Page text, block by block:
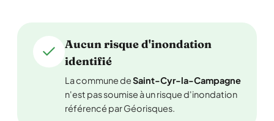
Aucun risque d'inondation
identifié
La commune deSaint-Cyr-la-Campagne
n'est pas soumise à un risque d'inondation
référencé par Géorisques.